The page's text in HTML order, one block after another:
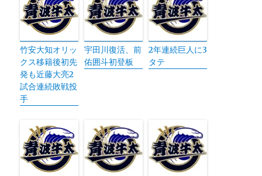
竹安大知オリッ
クス移籍後初先
発も近藤大亮2
試合連続敗戦投
手
宇田川復活、前
佑囲斗初登板
2年連続巨人に3
タテ